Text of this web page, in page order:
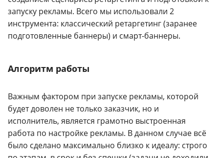
запуску рекламы. Всего мы использовали 2
инструмента: классический ретаргетинг (заранее
подготовленные баннеры) и смарт-баннеры.
Алгоритм работы
Важным фактором при запуске рекламы, которой
будет доволен не только заказчик, но и
исполнитель, является грамотно выстроенная
работа по настройке рекламы. В данном случае всё
было сделано максимально близко к идеалу: строго